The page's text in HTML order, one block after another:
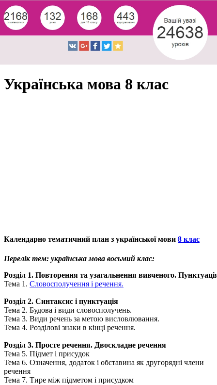
Українська мова 8 клас
Календарно тематичний план з української мови 8 клас
Перелік тем: українська мова восьмий клас:
Розділ 1. Повторення та узагальнення вивченого.
Тема 1. Словосполучення і речення.
Розділ 2. Синтаксис і пунктуація
Тема 2. Будова і види словосполучень.
Тема 3. Види речень за метою висловлювання.
Тема 4. Розділові знаки в кінці речення.
Розділ 3. Просте речення. Двоскладне речення
Тема 5. Підмет і присудок
Тема 6. Означення, додаток і обставина як другорядні члени
речення
Тема 7. Тире між підметом і присудком